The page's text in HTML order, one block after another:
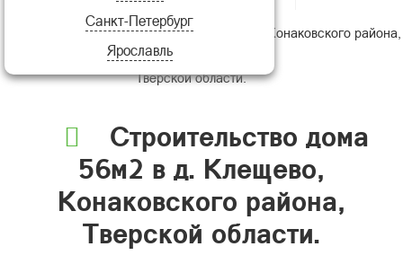
Санкт-Петербург
Ярославль
Строительство дома 56м2 в д. Клещево, Конаковского района,
Тверской области.
Строительство дома
56м2 в д. Клещево,
Конаковского района,
Тверской области.